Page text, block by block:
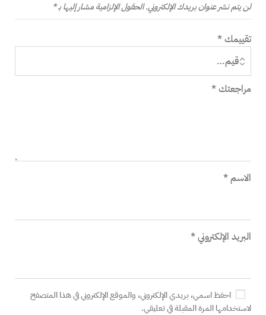
لن يتم نشر عنوان بريدك الإلكتروني.الحقول الإلزامية مشار إليها بـ*
تقييمك*
مراجعتك*
الاسم*
البريد الإلكتروني*
احفظ اسمي، بريدي الإلكتروني، والموقع الإلكتروني في هذا المتصفح
لاستخدامها المرة المقبلة في تعليقي.